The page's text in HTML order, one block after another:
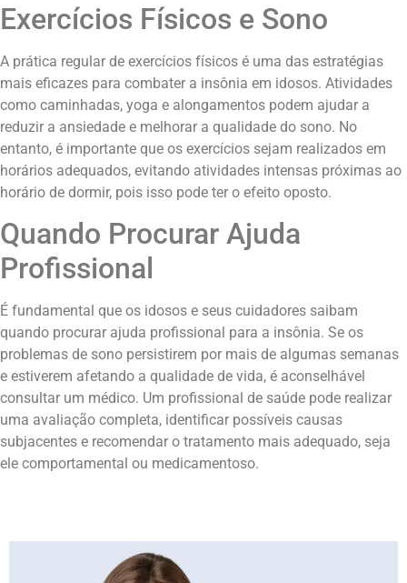
Exercícios Físicos e Sono
A prática regular de exercícios físicos é uma das estratégias
mais eficazes para combater a insônia em idosos. Atividades
como caminhadas, yoga e alongamentos podem ajudar a
reduzir a ansiedade e melhorar a qualidade do sono. No
entanto, é importante que os exercícios sejam realizados em
horários adequados, evitando atividades intensas próximas ao
horário de dormir, pois isso pode ter o efeito oposto.
Quando Procurar Ajuda
Profissional
É fundamental que os idosos e seus cuidadores saibam
quando procurar ajuda profissional para a insônia. Se os
problemas de sono persistirem por mais de algumas semanas
e estiverem afetando a qualidade de vida, é aconselhável
consultar um médico. Um profissional de saúde pode realizar
uma avaliação completa, identificar possíveis causas
subjacentes e recomendar o tratamento mais adequado, seja
ele comportamental ou medicamentoso.